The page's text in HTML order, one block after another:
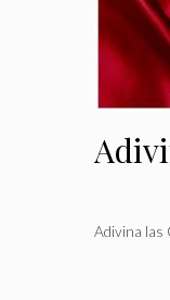
Adivina las